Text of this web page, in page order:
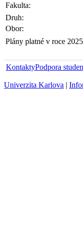
Fakulta:
Druh:
Obor:
Plány platné v roce
KontaktyPodpora
Univerzita Karlova |